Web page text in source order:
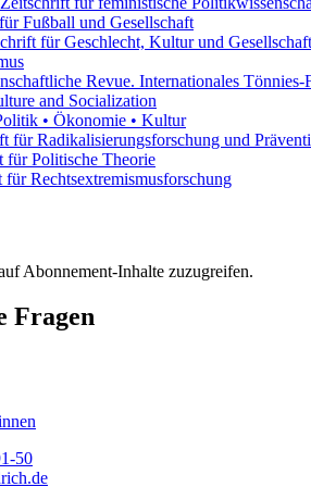
Fußball und Gesellschaft
für Geschlecht, Kultur und Gesellschaft
Revue. Internationales Tönnies-
and Socialization
• Ökonomie • Kultur
für Radikalisierungsforschung und
für Politische Theorie
Rechtsextremismusforschung
Abonnement-Inhalte zuzugreifen.
Fragen
50